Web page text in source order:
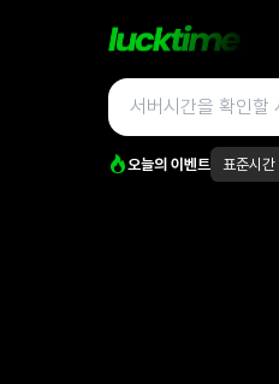
오늘의 이벤트 표준시간